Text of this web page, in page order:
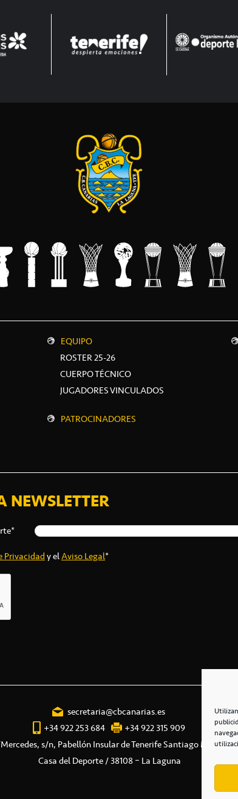
EQUIPO
ROSTER 25-26
CUERPO TÉCNICO
JUGADORES VINCULADOS
PATROCINADORES
NEWSLETTER
Privacidady elAviso Legal*
secretaria@cbcanarias.es
+34 922 253 684
+34 922 315 909
s/n, Pabellón Insular de Tenerife Santiago Martín
Casa del Deporte / 38108 – La Laguna